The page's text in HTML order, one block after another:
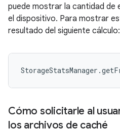
puede mostrar la cantidad de
el dispositivo. Para mostrar
resultado del siguiente cálculo:
Cómo solicitarle al
los archivos de caché